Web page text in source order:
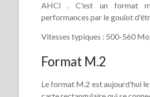
AHCI . C'est un format
performances par le goulot
Vitesses typiques : 500-560
Format M.2
Le format M.2 est aujourd'hui